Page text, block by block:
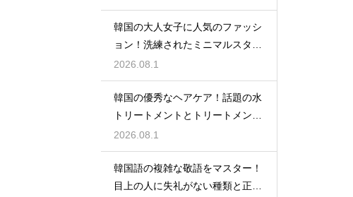
韓国の大人女子に人気のファッシ
ョン！洗練されたミニマルスタイ
ルの特徴
2026.08.1
韓国の優秀なヘアケア！話題の水
トリートメントとトリートメント
の使い分け
2026.08.1
韓国語の複雑な敬語をマスター！
目上の人に失礼がない種類と正し